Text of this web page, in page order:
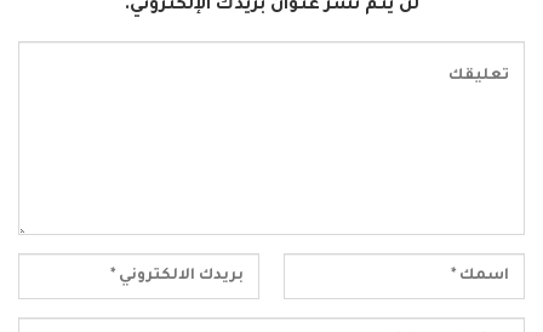
لن يتم نشر عنوان بريدك الإلكتروني.